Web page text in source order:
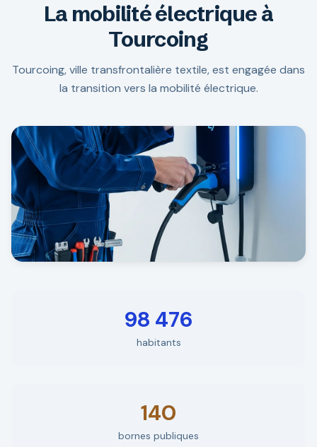
La mobilité électrique à
Tourcoing
Tourcoing, ville transfrontalière textile, est engagée dans
la transition vers la mobilité électrique.
98 476
habitants
140
bornes publiques